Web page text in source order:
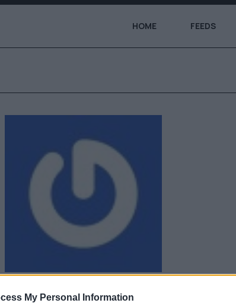
My Personal Information
HOME FEEDS
Ναταλία Πετρίτη